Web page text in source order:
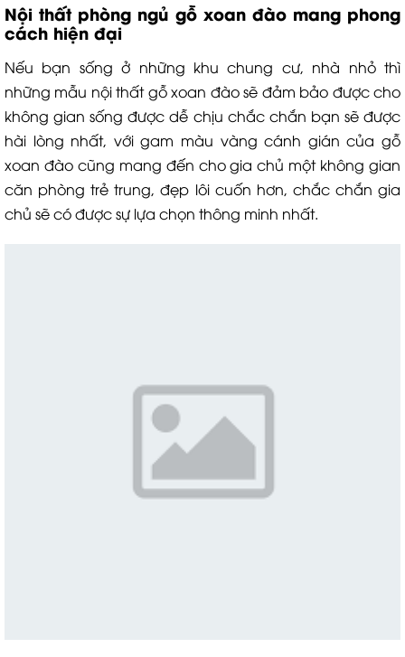
Nội thất phòng ngủ gỗ xoan đào mang phong
cách hiện đại
Nếu bạn sống ở những khu chung cư, nhà nhỏ thì
những mẫu nội thất gỗ xoan đào sẽ đảm bảo được cho
không gian sống được dễ chịu chắc chắn bạn sẽ được
hài lòng nhất, với gam màu vàng cánh gián của gỗ
xoan đào cũng mang đến cho gia chủ một không gian
căn phòng trẻ trung, đẹp lôi cuốn hơn, chắc chắn gia
chủ sẽ có được sự lựa chọn thông minh nhất.